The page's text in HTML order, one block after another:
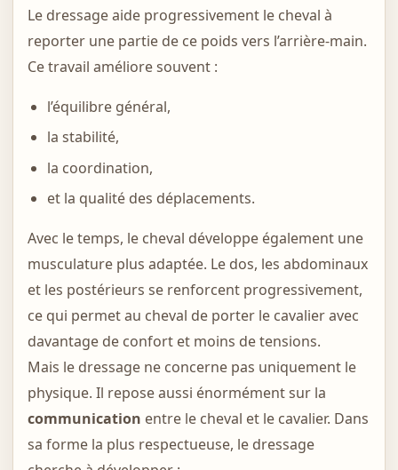
Le dressage aide progressivement le cheval à
reporter une partie de ce poids vers l’arrière-main.
Ce travail améliore souvent :
l’équilibre général,
la stabilité,
la coordination,
et la qualité des déplacements.
Avec le temps, le cheval développe également une
musculature plus adaptée. Le dos, les abdominaux
et les postérieurs se renforcent progressivement,
ce qui permet au cheval de porter le cavalier avec
davantage de confort et moins de tensions.
Mais le dressage ne concerne pas uniquement le
physique. Il repose aussi énormément sur la
communication entre le cheval et le cavalier. Dans
sa forme la plus respectueuse, le dressage